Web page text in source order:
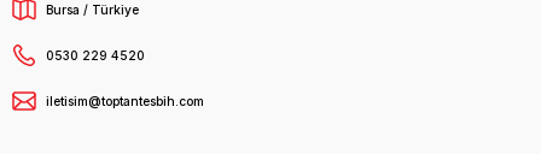
Bursa / Türkiye
0530 229 4520
iletisim@toptantesbih.com